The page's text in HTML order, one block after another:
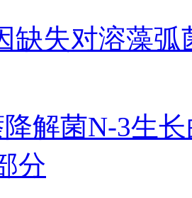
缺失对溶藻
降解菌N-3生
分